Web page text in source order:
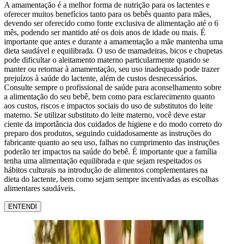
A amamentação é a melhor forma de nutrição para os lactentes e
oferecer muitos benefícios tanto para os bebês quanto para mães,
devendo ser oferecido como fonte exclusiva de alimentação até o 6
mês, podendo ser mantido até os dois anos de idade ou mais. É
importante que antes e durante a amamentação a mãe mantenha uma
dieta saudável e equilibrada. O uso de mamadeiras, bicos e chupetas
pode dificultar o aleitamento materno particularmente quando se
manter ou retornar à amamentação, seu uso inadequado pode trazer
prejuízos à saúde do lactente, além de custos desnecessários.
Consulte sempre o profissional de saúde para aconselhamento sobre
a alimentação do seu bebê, bem como para esclarecimento quanto
aos custos, riscos e impactos sociais do uso de substitutos do leite
materno. Se utilizar substituto do leite materno, você deve estar
ciente da importância dos cuidados de higiene e do modo correto do
preparo dos produtos, seguindo cuidadosamente as instruções do
fabricante quanto ao seu uso, falhas no cumprimento das instruções
poderão ter impactos na saúde do bebê. É importante que a família
tenha uma alimentação equilibrada e que sejam respeitados os
hábitos culturais na introdução de alimentos complementares na
dieta do lactente, bem como sejam sempre incentivadas as escolhas
alimentares saudáveis.
ENTENDI